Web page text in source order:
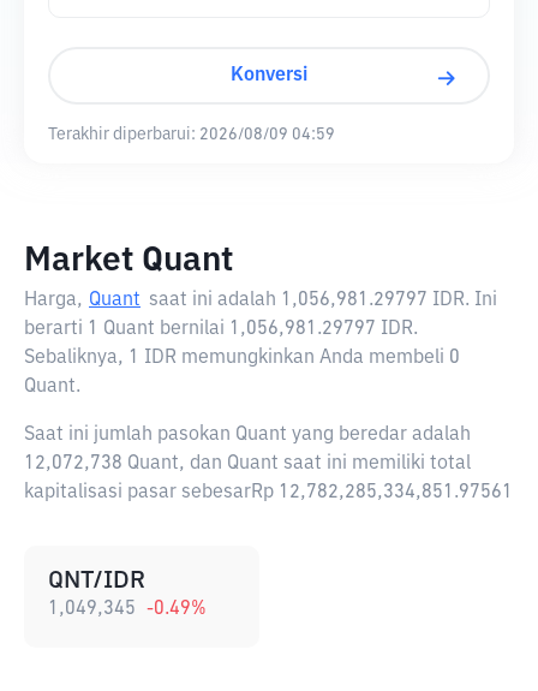
Konversi
Terakhir diperbarui: 2026/08/09 04:59
Market Quant
Harga, Quant saat ini adalah 1,056,981.29797 IDR. Ini
berarti 1 Quant bernilai 1,056,981.29797 IDR.
Sebaliknya, 1 IDR memungkinkan Anda membeli 0
Quant.
Saat ini jumlah pasokan Quant yang beredar adalah
12,072,738 Quant, dan Quant saat ini memiliki total
kapitalisasi pasar sebesarRp 12,782,285,334,851.97561
QNT/IDR
1,049,345 -0.49%